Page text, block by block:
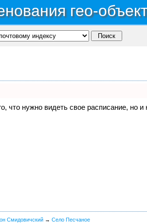
гео-
что нужно видеть свое расписание,
Смидовичский → Село Песчаное